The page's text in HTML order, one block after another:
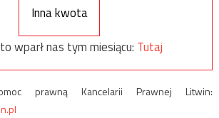
Inna kwota
wparł nas tym miesiącu: Tutaj
prawną Kancelarii Prawnej Litwin: